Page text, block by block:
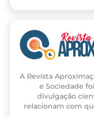
A Revista
e Sociedade
divulgação
relacionam com